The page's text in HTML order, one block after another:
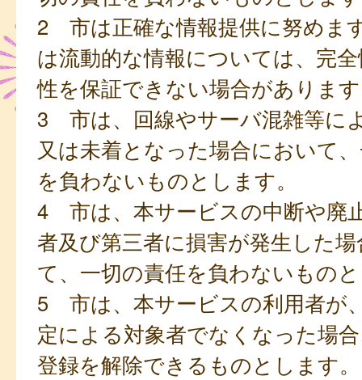
2 市は正確な情報提供に努めま
は流動的な情報については、完
性を保証できない場合がありま
3 市は、回線やサーバ混雑等に
又は未着となった場合において
を負わないものとします。
4 市は、本サービスの中断や廃
者及び第三者に損害が発生した
て、一切の責任を負わないもの
5 市は、本サービスの利用者が
定による対象者でなくなった場
登録を解除できるものとします。